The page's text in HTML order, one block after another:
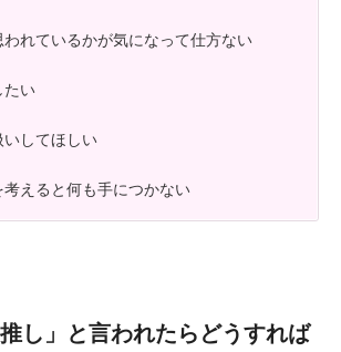
れているかが気になって仕方ない
い
してほしい
えると何も手につかない
し」と言われたらどうすれば